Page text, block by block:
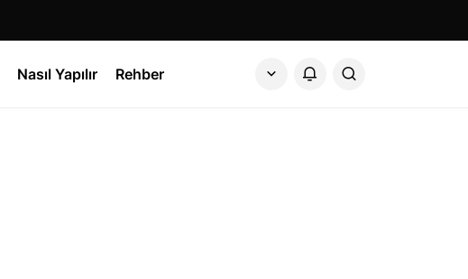
Nasıl Yapılır Rehber